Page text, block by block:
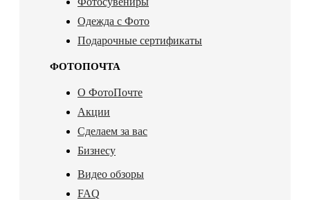
Одежда с Фото
Подарочные сертификаты
ФОТОПОЧТА
О ФотоПочте
Акции
Сделаем за вас
Бизнесу
Видео обзоры
FAQ